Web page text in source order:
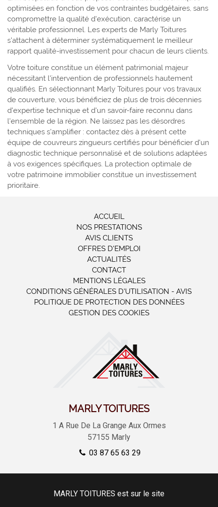
optimisées en fonction de vos contraintes budgétaires, sans
compromettre la qualité d'exécution, caractérise un
véritable professionnel. Les experts de Marly Toitures
s'attachent à déterminer systématiquement le meilleur
rapport qualité-investissement pour chacun de leurs clients.
Votre toiture constitue un élément patrimonial majeur
nécessitant l'intervention de professionnels hautement
qualifiés. En sélectionnant Marly Toitures pour vos travaux
de couverture, vous bénéficiez de plus de trois décennies
d'expertise technique et d'un savoir-faire reconnu dans
l'ensemble de la région. Ne laissez pas les désordres
techniques s'amplifier : contactez dès à présent cette
équipe de couvreurs zingueurs certifiés pour bénéficier d'un
diagnostic technique personnalisé et de solutions adaptées
à vos exigences spécifiques. La protection optimale de
votre patrimoine immobilier constitue un investissement
prioritaire.
ACCUEIL
NOS PRESTATIONS
AVIS CLIENTS
OFFRES D'EMPLOI
ACTUALITÉS
CONTACT
MENTIONS LÉGALES
CONDITIONS GÉNÉRALES D'UTILISATION - AVIS
POLITIQUE DE PROTECTION DES DONNÉES
GESTION DES COOKIES
MARLY TOITURES
1 A Rue De La Grange Aux Ormes
57155 Marly
03 87 65 63 29
MARLY TOITURES est sur le site